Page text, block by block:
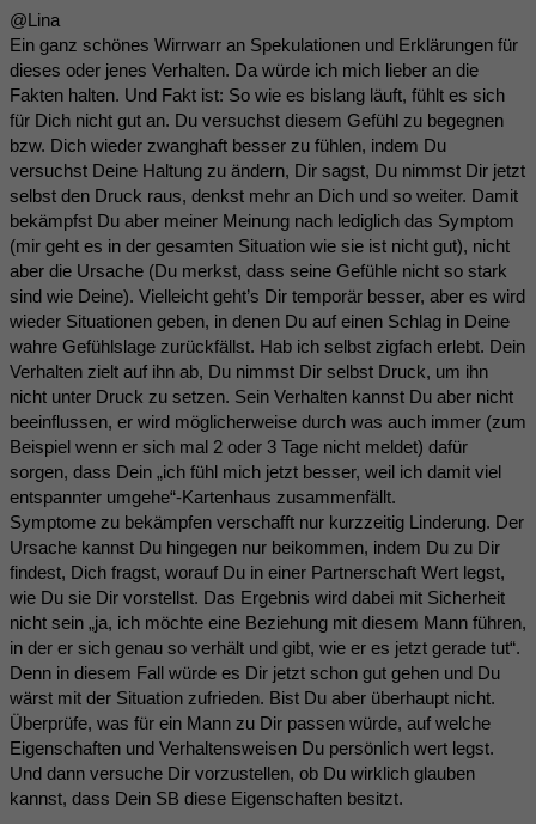
@Lina
Ein ganz schönes Wirrwarr an Spekulationen und Erklärungen für
dieses oder jenes Verhalten. Da würde ich mich lieber an die
Fakten halten. Und Fakt ist: So wie es bislang läuft, fühlt es sich
für Dich nicht gut an. Du versuchst diesem Gefühl zu begegnen
bzw. Dich wieder zwanghaft besser zu fühlen, indem Du
versuchst Deine Haltung zu ändern, Dir sagst, Du nimmst Dir jetzt
selbst den Druck raus, denkst mehr an Dich und so weiter. Damit
bekämpfst Du aber meiner Meinung nach lediglich das Symptom
(mir geht es in der gesamten Situation wie sie ist nicht gut), nicht
aber die Ursache (Du merkst, dass seine Gefühle nicht so stark
sind wie Deine). Vielleicht geht’s Dir temporär besser, aber es wird
wieder Situationen geben, in denen Du auf einen Schlag in Deine
wahre Gefühlslage zurückfällst. Hab ich selbst zigfach erlebt. Dein
Verhalten zielt auf ihn ab, Du nimmst Dir selbst Druck, um ihn
nicht unter Druck zu setzen. Sein Verhalten kannst Du aber nicht
beeinflussen, er wird möglicherweise durch was auch immer (zum
Beispiel wenn er sich mal 2 oder 3 Tage nicht meldet) dafür
sorgen, dass Dein „ich fühl mich jetzt besser, weil ich damit viel
entspannter umgehe“-Kartenhaus zusammenfällt.
Symptome zu bekämpfen verschafft nur kurzzeitig Linderung. Der
Ursache kannst Du hingegen nur beikommen, indem Du zu Dir
findest, Dich fragst, worauf Du in einer Partnerschaft Wert legst,
wie Du sie Dir vorstellst. Das Ergebnis wird dabei mit Sicherheit
nicht sein „ja, ich möchte eine Beziehung mit diesem Mann führen,
in der er sich genau so verhält und gibt, wie er es jetzt gerade tut“.
Denn in diesem Fall würde es Dir jetzt schon gut gehen und Du
wärst mit der Situation zufrieden. Bist Du aber überhaupt nicht.
Überprüfe, was für ein Mann zu Dir passen würde, auf welche
Eigenschaften und Verhaltensweisen Du persönlich wert legst.
Und dann versuche Dir vorzustellen, ob Du wirklich glauben
kannst, dass Dein SB diese Eigenschaften besitzt.